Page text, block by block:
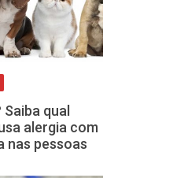
Saiba qual
alergia com
nas pessoas